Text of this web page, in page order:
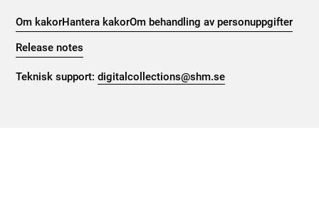
Om kakorHantera kakorOm behandling av personuppgifter
Release notes
Teknisk support:digitalcollections@shm.se